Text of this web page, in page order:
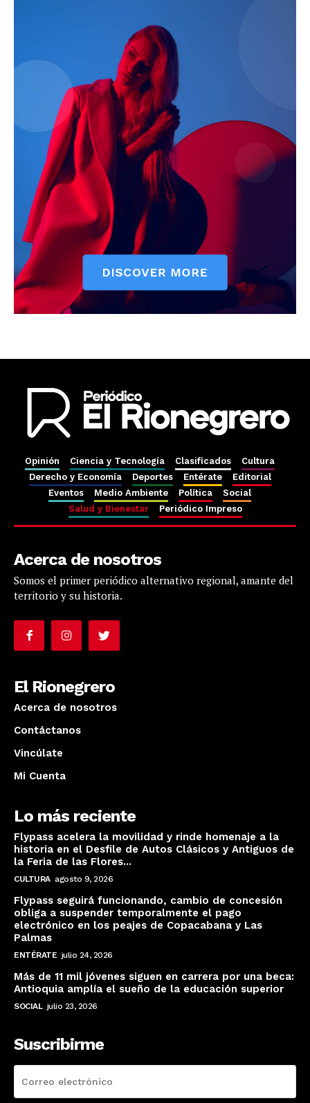
Opinión Ciencia y Tecnología Clasificados
Cultura
Derecho y Economía
Deportes Entérate
Editorial
Eventos
Medio Ambiente Política
Social
Salud y Bienestar
Periódico Impreso
Acerca de nosotros
Somos el primer periódico alternativo regional, amante del
territorio y su historia.
El Rionegrero
Acerca de nosotros
Contáctanos
Vincúlate
Mi Cuenta
Lo más reciente
Flypass acelera la movilidad y rinde homenaje a la
historia en el Desfile de Autos Clásicos y Antiguos de
la Feria de las Flores...
CULTURA agosto 9, 2026
Flypass seguirá funcionando, cambio de concesión
obliga a suspender temporalmente el pago
electrónico en los peajes de Copacabana y Las
Palmas
ENTÉRATE julio 24, 2026
Más de 11 mil jóvenes siguen en carrera por una beca:
Antioquia amplía el sueño de la educación superior
SOCIAL julio 23, 2026
Suscribirme